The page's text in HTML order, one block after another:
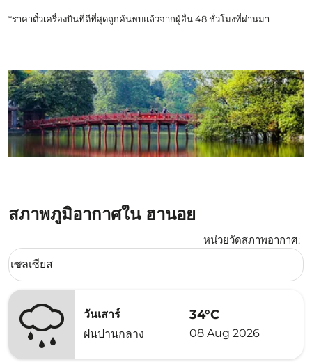
*ราคาตั๋วเครื่องบินที่ดีที่สุดถูกค้นพบแล้วจากผู้อื่น 48 ชั่วโมงที่ผ่านมา
สภาพภูมิอากาศใน ฮานอย
หน่วยวัดสภาพอากาศ:
Weather unit option เซลเซียส Selected
เซลเซียส
keyboard_arrow_down
วันเสาร์
ฝนปานกลาง
34°C
08 Aug 2026